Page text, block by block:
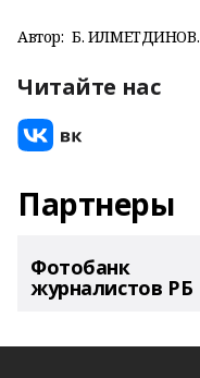
Автор: Б. ҒИЛМЕТДИНОВ.
Читайте нас
Партнеры
Фотобанк
журналистов РБ